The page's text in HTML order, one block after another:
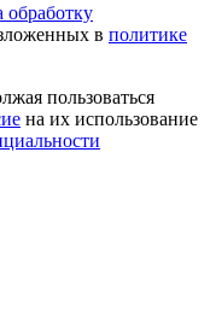
обработку
в политике
пользоваться
на их использование